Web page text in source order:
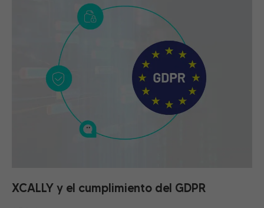
XCALLY y el cumplimiento del GDPR